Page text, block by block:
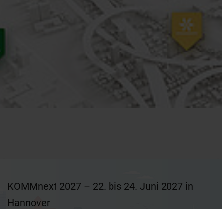
KOMMnext 2027 – 22. bis 24. Juni 2027 in
Hannover